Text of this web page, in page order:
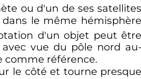
ou d'un de ses satellites
le même hémisphère
d'un objet peut être
vue du pôle nord au-
comme référence.
le côté et tourne presque